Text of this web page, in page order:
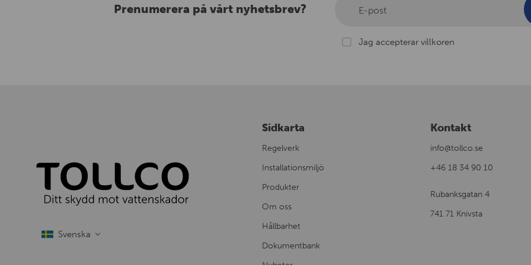
Prenumerera på vårt nyhetsbrev? E-post
Jag accepterar villkoren
Sidkarta
Regelverk
Installationsmiljö
Produkter
Om oss
Hållbarhet
Dokumentbank
Kontakt
info@tollco.se
+46 18 34 90 10
Rubanksgatan 4
741 71 Knivsta